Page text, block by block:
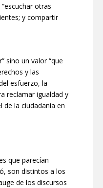
otras
y compartir
sino un valor “que
y las
esfuerzo, la
reclamar igualdad y
la ciudadanía en
que parecían
son distintos a los
de los discursos